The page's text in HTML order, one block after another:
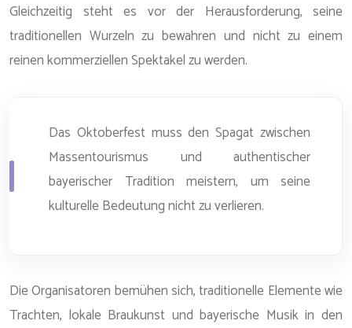
Gleichzeitig steht es vor der Herausforderung, seine
traditionellen Wurzeln zu bewahren und nicht zu einem
reinen kommerziellen Spektakel zu werden.
Das Oktoberfest muss den Spagat zwischen
Massentourismus und authentischer
bayerischer Tradition meistern, um seine
kulturelle Bedeutung nicht zu verlieren.
Die Organisatoren bemühen sich, traditionelle Elemente wie
Trachten, lokale Braukunst und bayerische Musik in den